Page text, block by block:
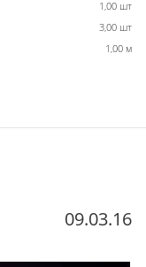
1,00 шт
3,00 шт
1,00 м
09.03.16